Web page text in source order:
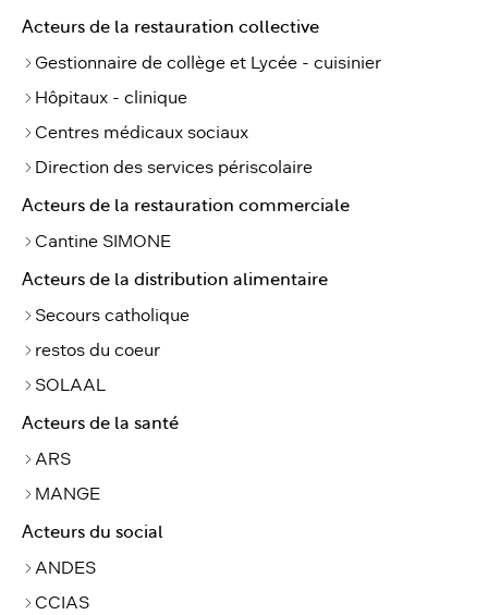
Acteurs de la restauration collective
Gestionnaire de collège et Lycée - cuisinier
Hôpitaux - clinique
Centres médicaux sociaux
Direction des services périscolaire
Acteurs de la restauration commerciale
Cantine SIMONE
Acteurs de la distribution alimentaire
Secours catholique
restos du coeur
SOLAAL
Acteurs de la santé
ARS
MANGE
Acteurs du social
ANDES
CCIAS